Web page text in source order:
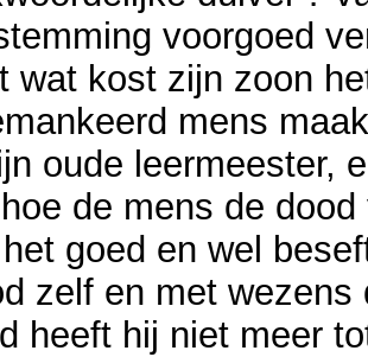
voorgoed
wat kost zijn zoon
mens
oude leermeester,
de mens de
goed en wel
zelf en met
heeft hij niet meer